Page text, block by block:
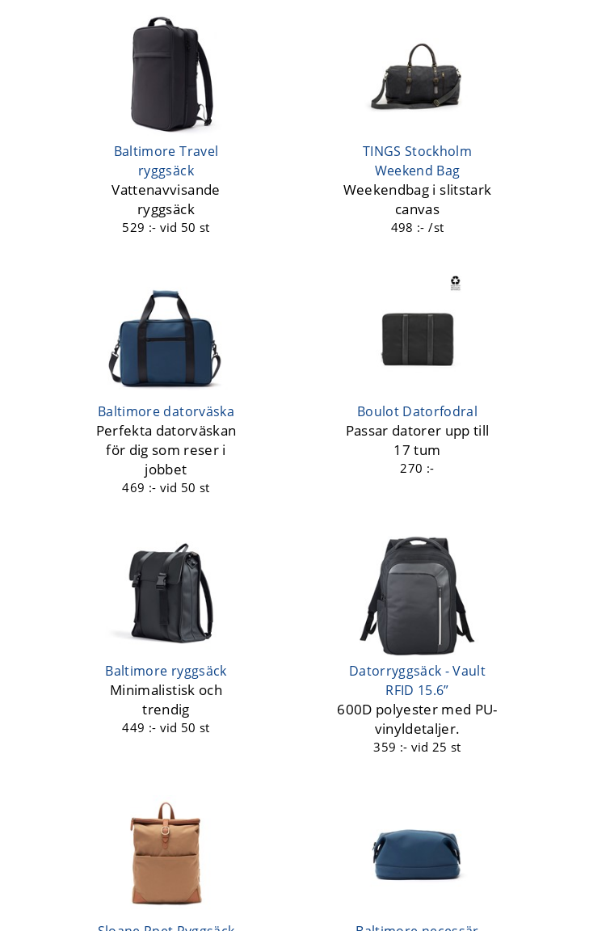
Baltimore Travel
ryggsäck
Vattenavvisande
ryggsäck
529 :- vid 50 st
TINGS Stockholm
Weekend Bag
Weekendbag i slitstark
canvas
498 :- /st
Baltimore datorväska
Perfekta datorväskan
för dig som reser i
jobbet
469 :- vid 50 st
Boulot Datorfodral
Passar datorer upp till
17 tum
270 :-
Baltimore ryggsäck
Minimalistisk och
trendig
449 :- vid 50 st
Datorryggsäck - Vault
RFID 15.6”
600D polyester med PU-
vinyldetaljer.
359 :- vid 25 st